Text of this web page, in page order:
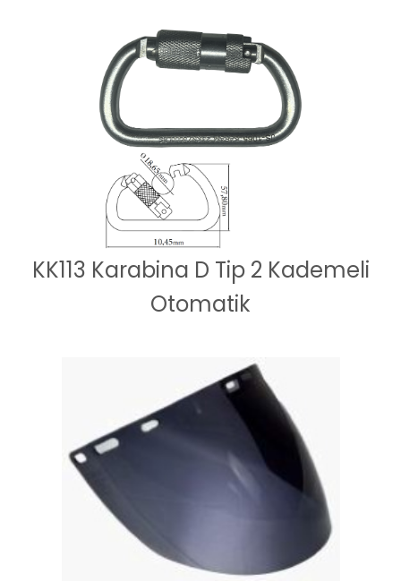
KK113 Karabina D Tip 2 Kademeli
Otomatik